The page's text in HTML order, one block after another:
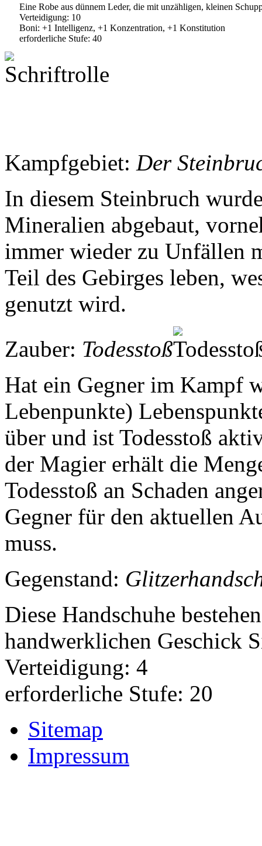
Eine Robe aus dünnem Leder, die mit unzähligen, kleinen
Verteidigung: 10
Boni: +1 Intelligenz, +1 Konzentration, +1 Konstitution
erforderliche Stufe: 40
Kampfgebiet: Der
In diesem Steinbruch
Mineralien abgebaut,
immer wieder zu Unfällen
Teil des Gebirges leben,
genutzt wird.
Zauber: Todesstoß
Hat ein Gegner im Kampf
Lebenpunkte)
über und ist Todesstoß
der Magier erhält die
Todesstoß an Schaden
Gegner für den aktuellen
muss.
Gegenstand:
Diese Handschuhe
handwerklichen Geschick
Verteidigung: 4
erforderliche Stufe: 20
Sitemap
Impressum